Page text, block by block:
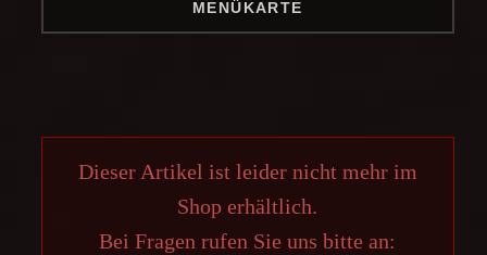
MENÜKARTE
Dieser Artikel ist leider nicht mehr im
Shop erhältlich.
Bei Fragen rufen Sie uns bitte an: